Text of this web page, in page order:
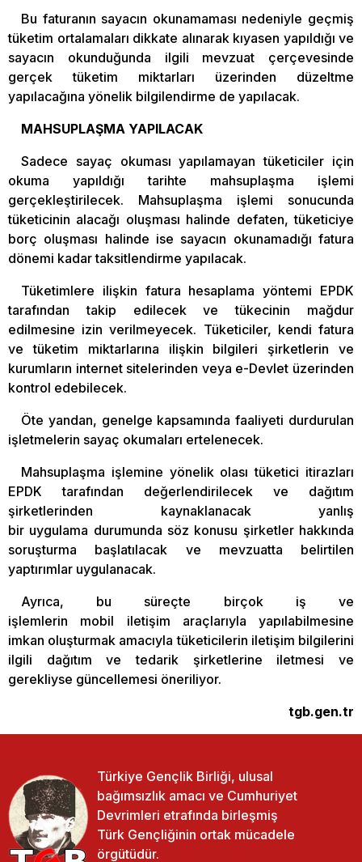
Bu faturanın sayacın okunamaması nedeniyle geçmiş
tüketim ortalamaları dikkate alınarak kıyasen yapıldığı ve
sayacın okunduğunda ilgili mevzuat çerçevesinde
gerçek tüketim miktarları üzerinden düzeltme
yapılacağına yönelik bilgilendirme de yapılacak.
MAHSUPLAŞMA YAPILACAK
Sadece sayaç okuması yapılamayan tüketiciler için
okuma yapıldığı tarihte mahsuplaşma işlemi
gerçekleştirilecek. Mahsuplaşma işlemi sonucunda
tüketicinin alacağı oluşması halinde defaten, tüketiciye
borç oluşması halinde ise sayacın okunamadığı fatura
dönemi kadar taksitlendirme yapılacak.
Tüketimlere ilişkin fatura hesaplama yöntemi EPDK
tarafından takip edilecek ve tükecinin mağdur
edilmesine izin verilmeyecek. Tüketiciler, kendi fatura
ve tüketim miktarlarına ilişkin bilgileri şirketlerin ve
kurumların internet sitelerinden veya e-Devlet üzerinden
kontrol edebilecek.
Öte yandan, genelge kapsamında faaliyeti durdurulan
işletmelerin sayaç okumaları ertelenecek.
Mahsuplaşma işlemine yönelik olası tüketici itirazları
EPDK tarafından değerlendirilecek ve dağıtım
şirketlerinden kaynaklanacak yanlış
bir uygulama durumunda söz konusu şirketler hakkında
soruşturma başlatılacak ve mevzuatta belirtilen
yaptırımlar uygulanacak.
Ayrıca, bu süreçte birçok iş ve
işlemlerin mobil iletişim araçlarıyla yapılabilmesine
imkan oluşturmak amacıyla tüketicilerin iletişim bilgilerini
ilgili dağıtım ve tedarik şirketlerine iletmesi ve
gerekliyse güncellemesi öneriliyor.
tgb.gen.tr
Türkiye Gençlik Birliği, ulusal
bağımsızlık amacı ve Cumhuriyet
Devrimleri etrafında birleşmiş
Türk Gençliğinin ortak mücadele
örgütüdür.